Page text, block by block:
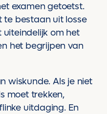
examen getoetst.
te bestaan uit losse
om het
het begrijpen van
wiskunde. Als je niet
moet trekken,
uitdaging. En